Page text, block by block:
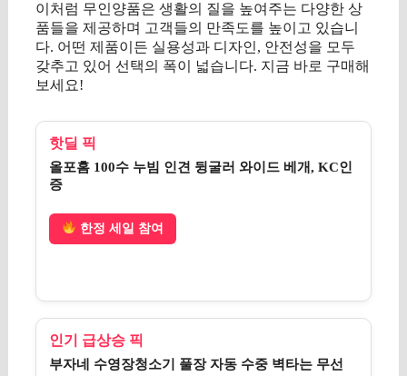
이처럼 무인양품은 생활의 질을 높여주는 다양한 상
품들을 제공하며 고객들의 만족도를 높이고 있습니
다. 어떤 제품이든 실용성과 디자인, 안전성을 모두
갖추고 있어 선택의 폭이 넓습니다. 지금 바로 구매해
보세요!
핫딜 픽
올포홈 100수 누빔 인견 뒹굴러 와이드 베개, KC인
증
한정 세일 참여
인기 급상승 픽
부자네 수영장청소기 풀장 자동 수중 벽타는 무선